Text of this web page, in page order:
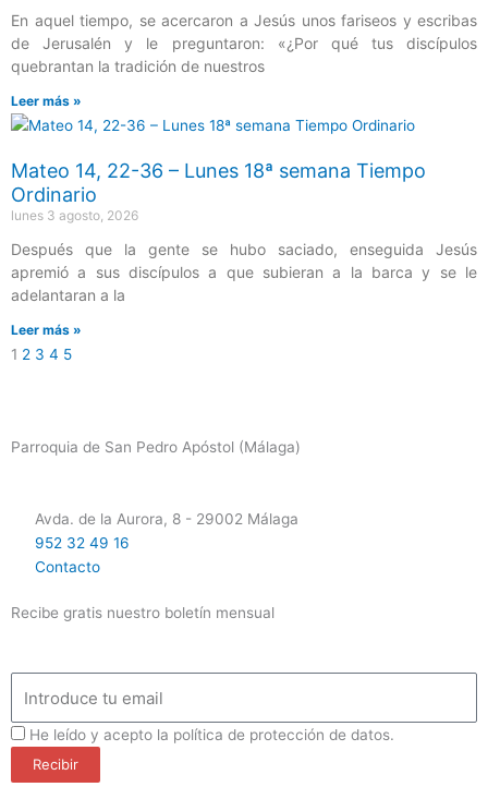
En aquel tiempo, se acercaron a Jesús unos fariseos y escribas
de Jerusalén y le preguntaron: «¿Por qué tus discípulos
quebrantan la tradición de nuestros
Leer más »
Mateo 14, 22-36 – Lunes 18ª semana Tiempo
Ordinario
lunes 3 agosto, 2026
Después que la gente se hubo saciado, enseguida Jesús
apremió a sus discípulos a que subieran a la barca y se le
adelantaran a la
Leer más »
1 2 3 4 5
Parroquia de San Pedro Apóstol (Málaga)
Avda. de la Aurora, 8 - 29002 Málaga
952 32 49 16
Contacto
Recibe gratis nuestro boletín mensual
ProteccionDatos
He leído y acepto la política de protección de datos.
Recibir